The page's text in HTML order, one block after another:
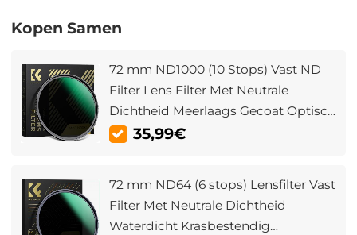
Kopen Samen
72 mm ND1000 (10 Stops) Vast ND
Filter Lens Filter Met Neutrale
Dichtheid Meerlaags Gecoat Optisch
Glas Nano Xcel Serie
35,99€
72 mm ND64 (6 stops) Lensfilter Vast
Filter Met Neutrale Dichtheid
Waterdicht Krasbestendig